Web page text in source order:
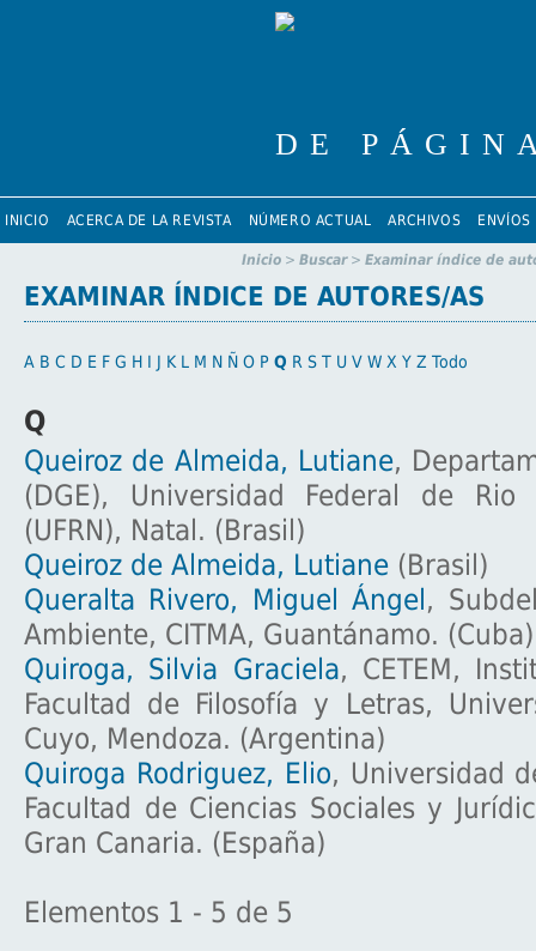
INICIO ACERCA DE LA REVISTA NÚMERO ACTUAL ARCHIVOS ENVÍOS
Inicio >Buscar>Examinar índice de
EXAMINAR ÍNDICE DE AUTORES/AS
A B C D E F G H I J K L M N Ñ O P Q R S T U V W X Y Z Todo
Q
Queiroz de Almeida, Lutiane,
(DGE), Universidad Federal de
(UFRN), Natal. (Brasil)
Queiroz de Almeida, Lutiane (Brasil)
Queralta Rivero, Miguel Ángel ,
Ambiente, CITMA, Guantánamo. (Cuba)
Quiroga, Silvia Graciela, CETEM,
Facultad de Filosofía y Letras,
Cuyo, Mendoza. (Argentina)
Quiroga Rodriguez, Elio, Universidad
Facultad de Ciencias Sociales y
Gran Canaria. (España)
Elementos 1 - 5 de 5